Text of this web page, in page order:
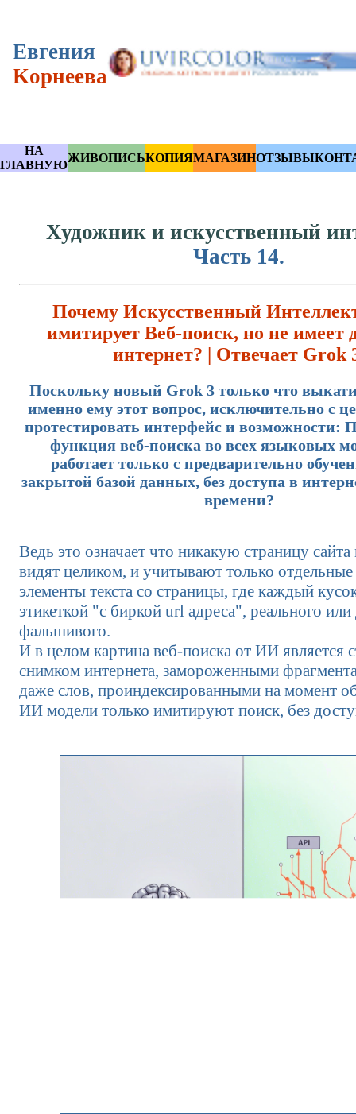
Eвгения
Kорнеева
НА
ГЛАВНУЮ
ЖИВОПИСЬКОПИЯМАГАЗИНОТЗЫВЫ
Художник и искусственный
Часть 14.
Почему Искусственный
имитирует Веб-поиск, но не имеет
интернет? | Отвечает Grok
Поскольку новый Grok 3 только что
именно ему этот вопрос, исключительно с
протестировать интерфейс и возможности:
функция веб-поиска во всех языковых
работает только с предварительно
закрытой базой данных, без доступа в
времени?
Ведь это означает что никакую страницу
видят целиком, и учитывают только
элементы текста со страницы, где каждый
этикеткой "с биркой url адреса", реального
фальшивого.
И в целом картина веб-поиска от ИИ является
снимком интернета, замороженными
даже слов, проиндексированными на момент
ИИ модели только имитируют поиск, без